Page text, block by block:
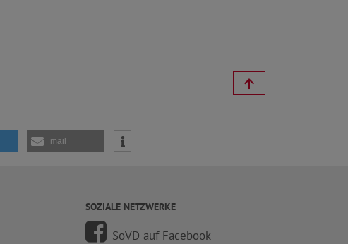
mail
SOZIALE NETZWERKE
SoVD auf Facebook